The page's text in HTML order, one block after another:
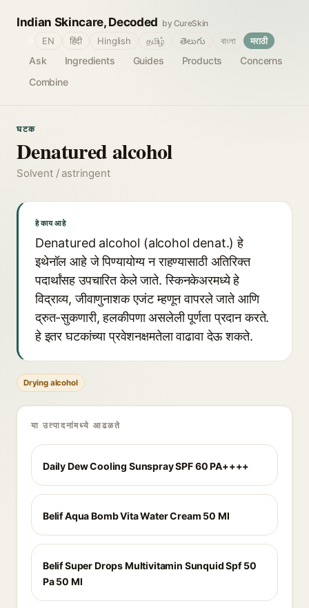
Indian Skincare, Decoded by CureSkin
Ask Ingredients Guides Products
Concerns
Combine
EN हिंदी Hinglish தமிழ் తెలుగు বাংলা मराठी
घटक
Denatured alcohol
Solvent / astringent
हे काय आहे
Denatured alcohol (alcohol denat.) हे
इथेनॉल आहे जे पिण्यायोग्य न राहण्यासाठी अतिरिक्त
पदार्थांसह उपचारित केले जाते. स्किनकेअरमध्ये हे
विद्राव्य, जीवाणुनाशक एजंट म्हणून वापरले जाते आणि
द्रुत-सुकणारी, हलकीपणा असलेली पूर्णता प्रदान करते.
हे इतर घटकांच्या प्रवेशनक्षमतेला वाढावा देऊ शकते.
Drying alcohol
या उत्पादनांमध्ये आढळते
Daily Dew Cooling Sunspray SPF 60 PA++++
Belif Aqua Bomb Vita Water Cream 50 Ml
Belif Super Drops Multivitamin Sunquid Spf 50
Pa 50 Ml